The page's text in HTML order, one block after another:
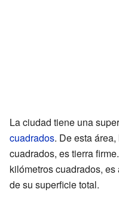
La ciudad tiene una
cuadrados. De esta
cuadrados, es tierra
kilómetros cuadrados,
de su superficie total.